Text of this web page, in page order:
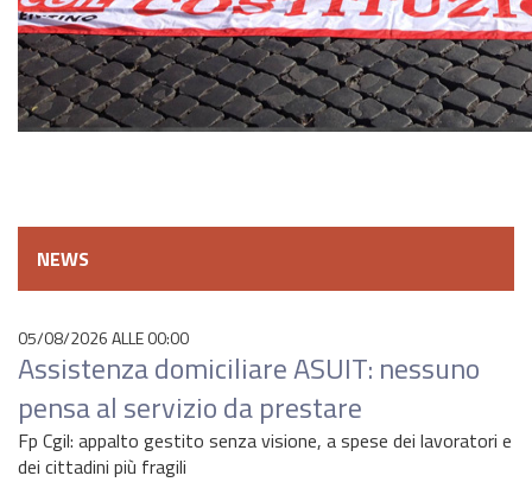
NEWS
05/08/2026 ALLE 00:00
Assistenza domiciliare ASUIT: nessuno
pensa al servizio da prestare
Fp Cgil: appalto gestito senza visione, a spese dei lavoratori e
dei cittadini più fragili